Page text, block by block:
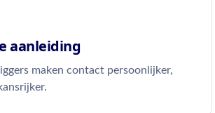
aanleiding
maken contact persoonlijker,